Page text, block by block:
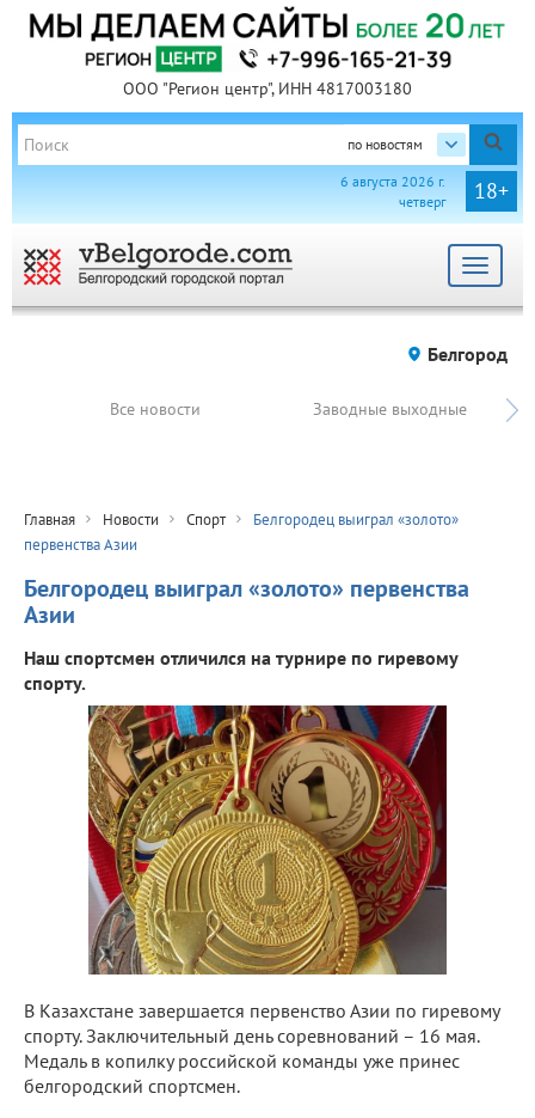
ООО "Регион центр", ИНН 4817003180
по новостям
18+
6 августа 2026 г.
четверг
Toggle
Белгород
Все новости Заводные выходные
Главная Новости Спорт
Белгородец выиграл «золото»
первенства Азии
Белгородец выиграл «золото» первенства
Азии
Наш спортсмен отличился на турнире по гиревому
спорту.
В Казахстане завершается первенство Азии по гиревому
спорту. Заключительный день соревнований – 16 мая.
Медаль в копилку российской команды уже принес
белгородский спортсмен.